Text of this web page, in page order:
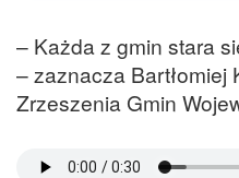
– Każda z gmin stara
– zaznacza Bartłomiej
Zrzeszenia Gmin